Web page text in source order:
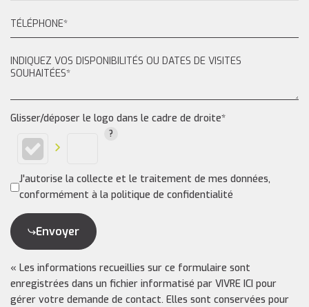
Glisser/déposer le logo dans le cadre de droite*
J'autorise la collecte et le traitement de mes données,
conformément à la politique de confidentialité
Envoyer
« Les informations recueillies sur ce formulaire sont
enregistrées dans un fichier informatisé par VIVRE ICI pour
gérer votre demande de contact. Elles sont conservées pour